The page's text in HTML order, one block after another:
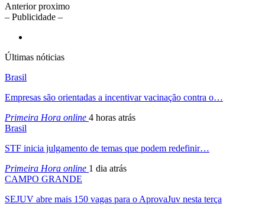
Anteriorproximo
– Publicidade –
Últimas nóticias
Brasil
Empresas são orientadas a incentivar vacinação contra o…
Primeira Hora online 4 horas atrás
Brasil
STF inicia julgamento de temas que podem redefinir…
Primeira Hora online 1 dia atrás
CAMPO GRANDE
SEJUV abre mais 150 vagas para o AprovaJuv nesta terça